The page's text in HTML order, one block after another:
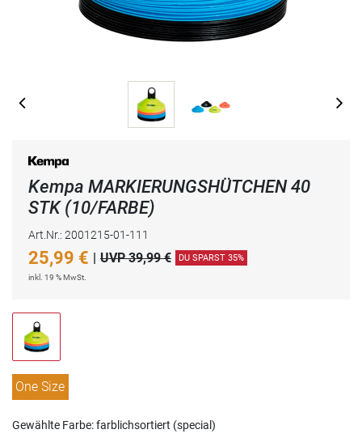
Kempa MARKIERUNGSHÜTCHEN 40
STK (10/FARBE)
Art.Nr.: 2001215-01-111
25,99 € | UVP 39,99 € DU SPARST 35%
inkl. 19 % MwSt.
One Size
Gewählte Farbe: farblichsortiert (special)